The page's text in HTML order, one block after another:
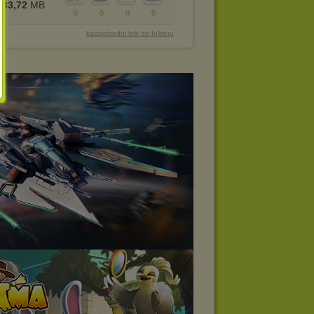
0
0
0
0
33,72 MB
bezpośredni link do folderu